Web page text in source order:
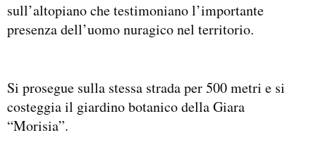
sull’altopiano che testimoniano l’importante
presenza dell’uomo nuragico nel territorio.
Si prosegue sulla stessa strada per 500 metri e si
costeggia il giardino botanico della Giara
“Morisia”.